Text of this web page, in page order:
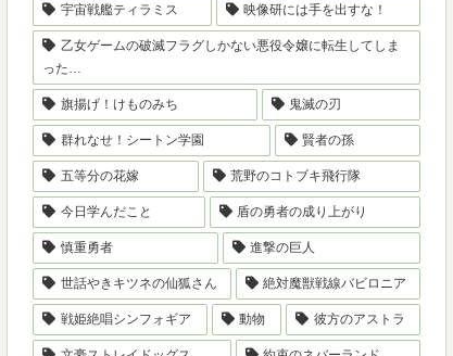
宇宙戦艦ティラミス 映像研には手を出すな！
乙女ゲームの破滅フラグしかない悪役令嬢に転生してしま
った…
旗揚げ！けものみち 鬼滅の刃
群れなせ！シートン学園 賢者の孫
五等分の花嫁 荒野のコトブキ飛行隊
今日学んだこと 盾の勇者の成り上がり
慎重勇者 進撃の巨人
世話やきキツネの仙狐さん 絶対魔獣戦線バビロニア
戦姫絶唱シンフォギア 動物 彼方のアストラ